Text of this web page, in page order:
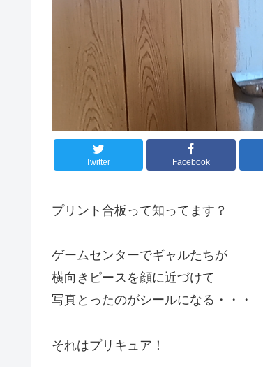
Twitter Facebook
プリント合板って知ってます？
ゲームセンターでギャルたちが
横向きピースを顔に近づけて
写真とったのがシールになる・・・
それはプリキュア！